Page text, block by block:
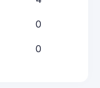
0
0